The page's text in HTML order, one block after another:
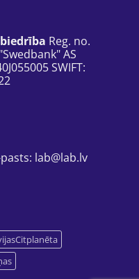
Reg. no.
AS
SWIFT:
lab@lab.lv